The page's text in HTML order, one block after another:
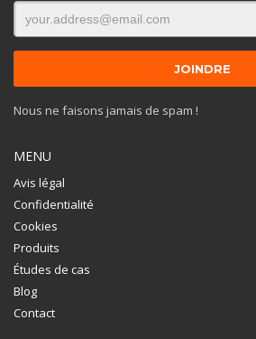
Nous ne faisons jamais de spam !
MENU
Avis légal
Confidentialité
Cookies
Produits
Études de cas
Blog
Contact